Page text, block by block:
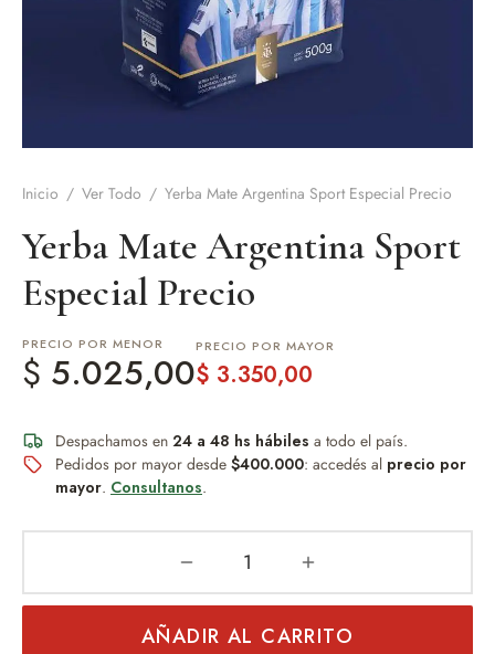
Inicio / Ver Todo / Yerba Mate Argentina Sport Especial Precio
Yerba Mate Argentina Sport
Especial Precio
PRECIO POR MENOR
$ 5.025,00
PRECIO POR MAYOR
$ 3.350,00
Despachamos en 24 a 48 hs hábiles a todo el país.
Pedidos por mayor desde $400.000: accedés al precio por
mayor. Consultanos.
AÑADIR AL CARRITO
Asado y vino